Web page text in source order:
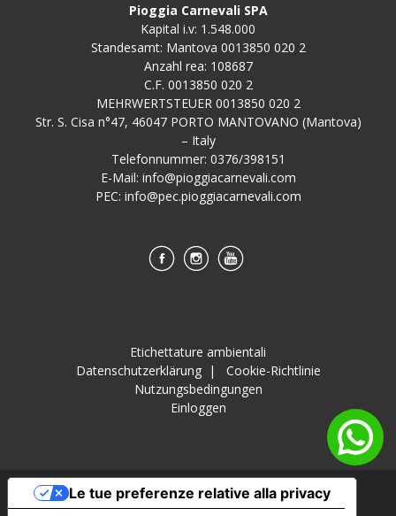
Pioggia Carnevali SPA
Kapital i.v: 1.548.000
Standesamt: Mantova 0013850 020 2
Anzahl rea: 108687
C.F. 0013850 020 2
MEHRWERTSTEUER 0013850 020 2
Str. S. Cisa n°47, 46047 PORTO MANTOVANO (Mantova)
– Italy
Telefonnummer: 0376/398151
E-Mail: info@pioggiacarnevali.com
PEC: info@pec.pioggiacarnevali.com
Etichettature ambientali
Datenschutzerklärung| Cookie-Richtlinie
Nutzungsbedingungen
Einloggen
Le tue preferenze relative alla privacy